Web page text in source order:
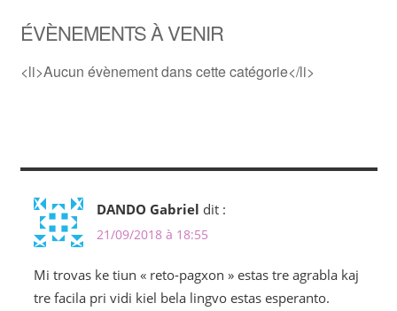
ÉVÈNEMENTS À VENIR
<li>Aucun évènement dans cette catégorie</li>
DANDO Gabriel dit :
21/09/2018 à 18:55
Mi trovas ke tiun « reto-pagxon » estas tre agrabla kaj
tre facila pri vidi kiel bela lingvo estas esperanto.